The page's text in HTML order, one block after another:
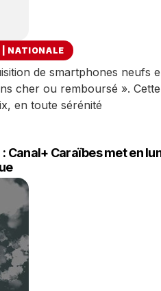
NATIONALE
de smartphones neufs
cher ou remboursé ».
en toute sérénité
Canal+ Caraïbes met en